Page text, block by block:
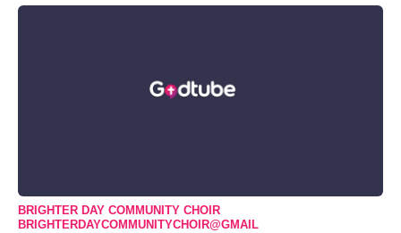
BRIGHTER DAY COMMUNITY CHOIR
BRIGHTERDAYCOMMUNITYCHOIR@GMAIL